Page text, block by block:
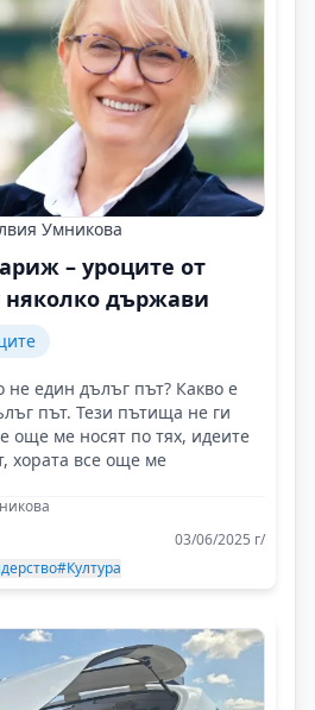
Умникова
– уроците от
държави
не един дълъг път? Какво е
път. Тези пътища не ги
още ме носят по тях, идеите
хората все още ме
03/06/2025 г/
#Култура